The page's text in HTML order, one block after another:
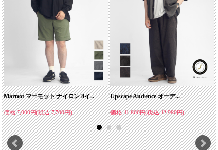
Marmot マーモット ナイロン 8イ...
価格:7,000円(税込 7,700円)
Upscape Audience オーデ...
価格:11,800円(税込 12,980円)